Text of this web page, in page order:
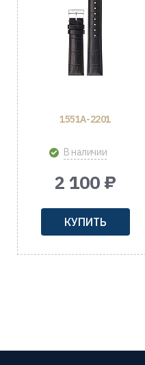
1551A-2201
В наличии
2 100 ₽
КУПИТЬ